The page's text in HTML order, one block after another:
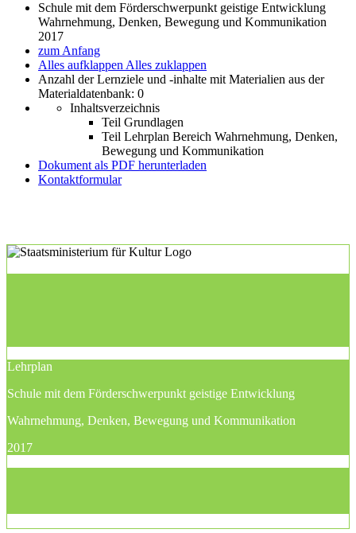
Schule mit dem Förderschwerpunkt geistige Entwicklung
Wahrnehmung, Denken, Bewegung und Kommunikation
2017
zum Anfang
Alles aufklappen Alles zuklappen
Anzahl der Lernziele und -inhalte mit Materialien aus der
Materialdatenbank: 0
Inhaltsverzeichnis
Teil Grundlagen
Teil Lehrplan Bereich Wahrnehmung, Denken,
Bewegung und Kommunikation
Dokument als PDF herunterladen
Kontaktformular
Lehrplan
Schule mit dem Förderschwerpunkt geistige Entwicklung
Wahrnehmung, Denken, Bewegung und Kommunikation
2017